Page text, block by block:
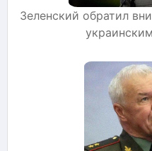
Зеленский обратил